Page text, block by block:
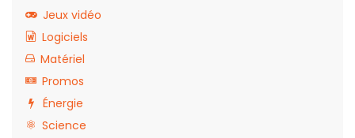
Jeux vidéo
Logiciels
Matériel
Promos
Énergie
Science